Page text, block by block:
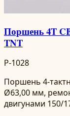
Поршень 4T
TNT
P-1028
Поршень 4-
Ø63,00 мм,
двигунами 150/